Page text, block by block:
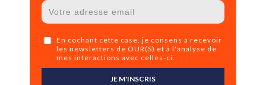
En cochant cette case, je consens à recevoir
les newsletters de OUR(S) et à l'analyse de
mes interactions avec celles-ci.
JE M'INSCRIS